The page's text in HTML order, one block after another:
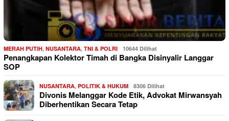
MERAH PUTIH, NUSANTARA, TNI & POLRI 10644 Dilihat
Penangkapan Kolektor Timah di Bangka Disinyalir Langgar
SOP
NUSANTARA, POLITIK & HUKUM 8306 Dilihat
Divonis Melanggar Kode Etik, Advokat Mirwansyah
Diberhentikan Secara Tetap